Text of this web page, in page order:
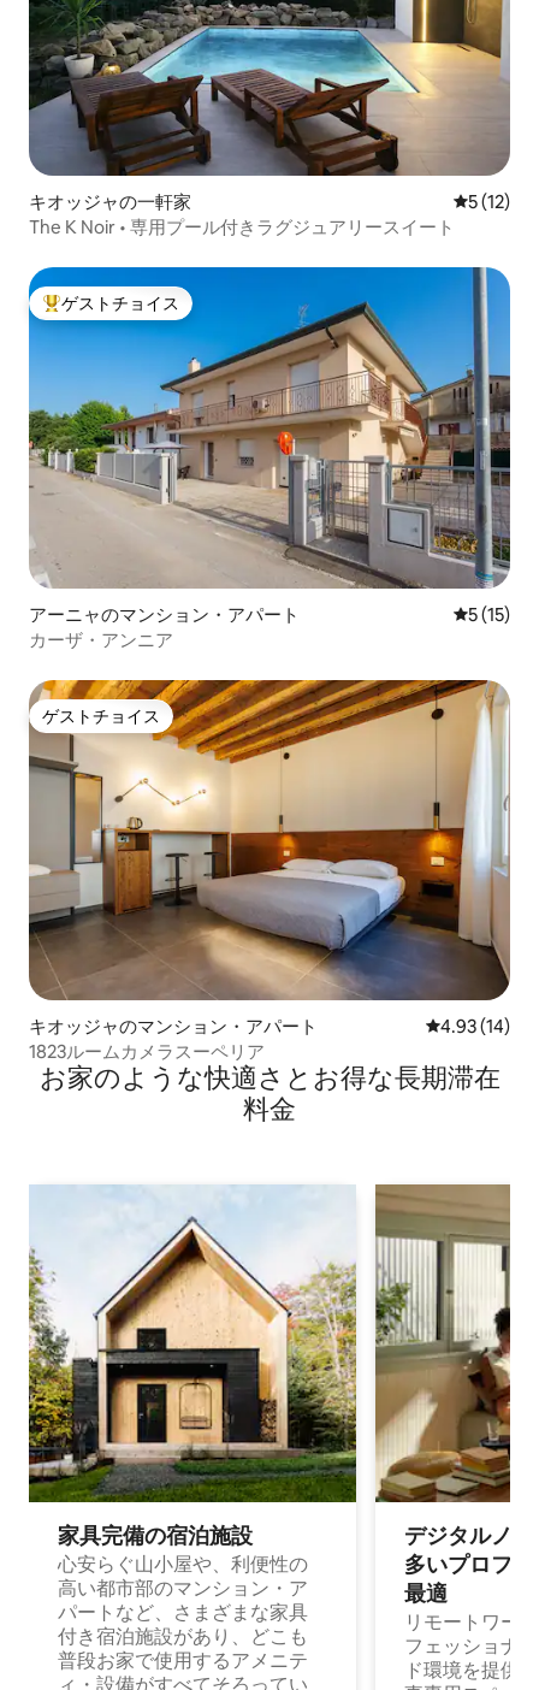
キオッジャの一軒家 レビュー
5 (12)
The K Noir • 専用プール付きラグジュアリースイート
大好評のゲストチョイスです。
ゲストチョイス
アーニャのマンション・アパート レビュー
5 (15)
カーザ・アンニア
ゲストチョイス
ゲストチョイス
キオッジャのマンション・アパート レビュー14
4.93 (14)
1823ルームカメラスーペリア
お家のような快⁠適⁠さ⁠とお⁠得⁠な長⁠期⁠滞⁠在
料⁠金
家具完備の宿⁠泊⁠施⁠設
心安らぐ山小屋や、利便性の
高い都市部のマンション・ア
パートなど、さまざまな家具
付き宿泊施設があり、どこも
普段お家で使用するアメニテ
ィ・設備がすべてそろってい
デジタルノ
多⁠いプ⁠ロ⁠フ⁠
最⁠適
リモートワー
フェッショナ
ド環境を提供